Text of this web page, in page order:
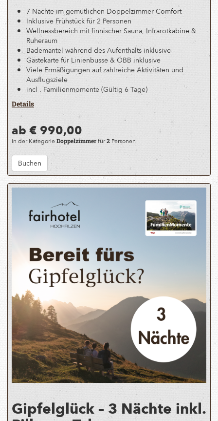
7 Nächte im gemütlichen Doppelzimmer Comfort
Inklusive Frühstück für 2 Personen
Wellnessbereich mit finnischer Sauna, Infrarotkabine &
Ruheraum
Bademantel während des Aufenthalts inklusive
Gästekarte für Linienbusse & ÖBB inklusive
Viele Ermäßigungen auf zahlreiche Aktivitäten und
Ausflugsziele
incl . Familienmomente (Gültig 6 Tage)
Details
ab € 990,00
in der KategorieDoppelzimmerfür2 Personen
Buchen
Gipfelglück – 3 Nächte inkl.